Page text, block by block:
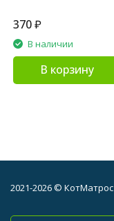
370₽
В наличии
В корзину
2021-2026 © КотМатрос